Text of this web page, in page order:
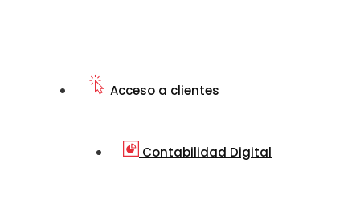
Acceso a clientes
Contabilidad Digital